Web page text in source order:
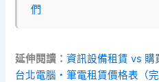
們
延伸閱讀：資訊設備租賃 vs 購
台北電腦・筆電租賃價格表（完